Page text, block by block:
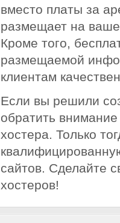
вместо платы за
размещает на
Кроме того,
размещаемой
клиентам
Если вы решили
обратить
хостера. Только
сайтов. Сделайте
хостеров!